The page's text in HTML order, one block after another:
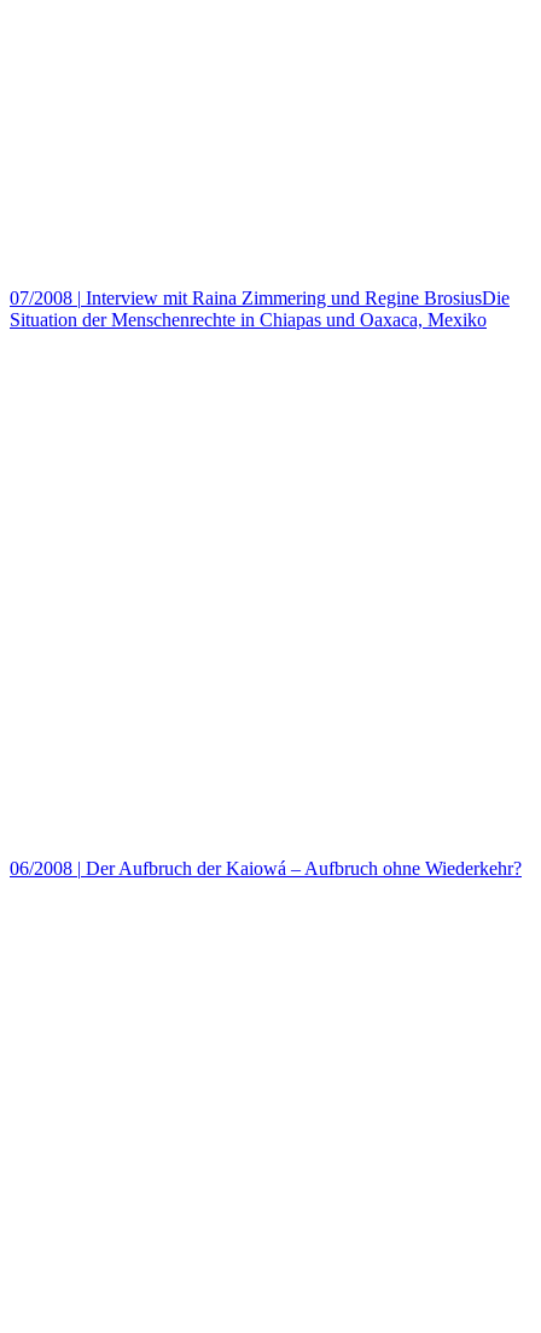
07/2008 | Interview mit Raina Zimmering und Regine BrosiusDie
Situation der Menschenrechte in Chiapas und Oaxaca, Mexiko
06/2008 | Der Aufbruch der Kaiowá – Aufbruch ohne Wiederkehr?